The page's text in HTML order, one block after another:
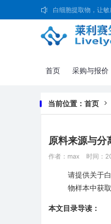
白细胞提取物，让
首页 采购与报价
当前位置： 首页
原料来源与分
作者：max 时间：
请提供关于
物样本中获
本文目录导读：